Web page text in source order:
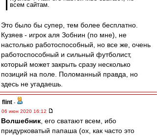
всем сайтам.
Это было бы супер, тем более бесплатно.
Кузяев - игрок аля Зобнин (по мне), не
настолько работоспособный, но все же, очень
работоспособный и сильный футболист,
который может закрыть сразу несколько
позиций на поле. Поломанный правда, но
здесь не угадаешь.
flint -
06 июн 2020 16:12
Волшебник , его сватают всем, ибо
придурковатый папаша (ох, как часто это